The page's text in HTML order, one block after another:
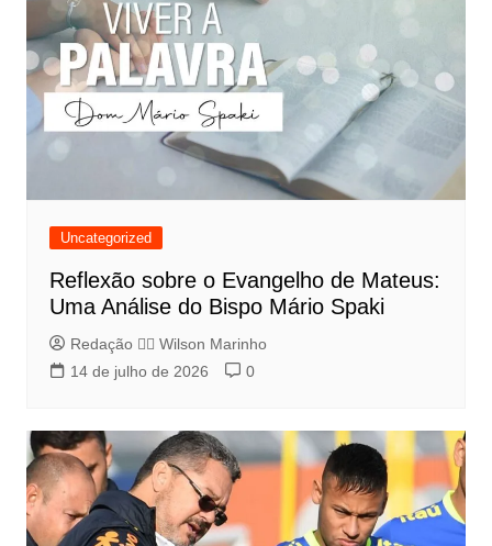
Uncategorized
Reflexão sobre o Evangelho de Mateus:
Uma Análise do Bispo Mário Spaki
Redação 👨‍⚖️​ Wilson Marinho
14 de julho de 2026
0